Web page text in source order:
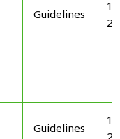
Guidelines
Guidelines